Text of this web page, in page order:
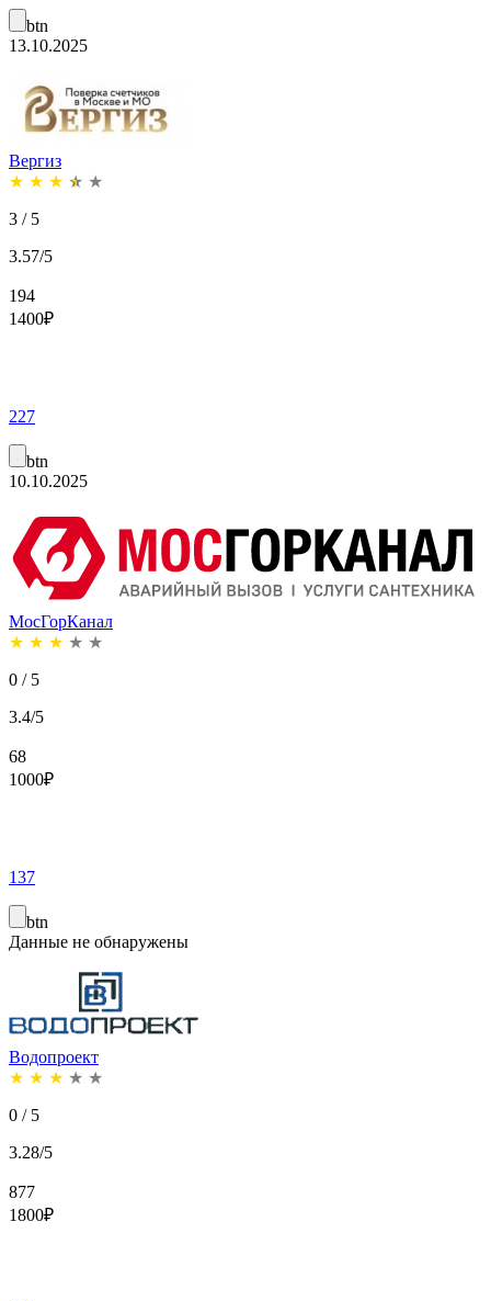
btn
13.10.2025
Вергиз
★ ★ ★ ★ ★
3 / 5
3.57/5
194
1400₽
227
btn
10.10.2025
МосГорКанал
★ ★ ★ ★ ★
0 / 5
3.4/5
68
1000₽
137
btn
Данные не обнаружены
Водопроект
★ ★ ★ ★ ★
0 / 5
3.28/5
877
1800₽